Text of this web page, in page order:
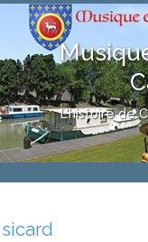
L'histoire de
sicard